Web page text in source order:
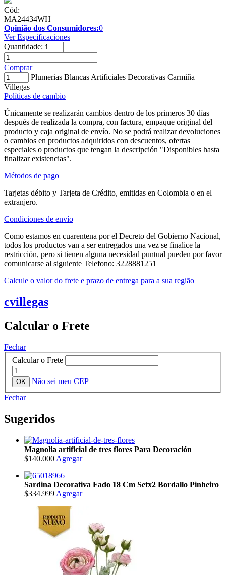
Cód:
MA24434WH
Opinião dos Consumidores:0
Ver Especificaciones
Quantidade:
Comprar
Plumerias Blancas Artificiales Decorativas Carmiña
Villegas
Políticas de cambio
Únicamente se realizarán cambios dentro de los primeros 30 días
después de realizada la compra, con factura, empaque original del
producto y caja original de envío. No se podrá realizar devoluciones
o cambios en productos adquiridos con descuentos, ofertas
especiales o productos que tengan la descripción "Disponibles hasta
finalizar existencias".
Métodos de pago
Tarjetas débito y Tarjeta de Crédito, emitidas en Colombia o en el
extranjero.
Condiciones de envío
Como estamos en cuarentena por el Decreto del Gobierno Nacional,
todos los productos van a ser entregados una vez se finalice la
restricción, pero si tienen alguna necesidad puntual pueden por favor
comunicarse al siguiente Telefono: 3228881251
Calcule o valor do frete e prazo de entrega para a sua região
cvillegas
Calcular o Frete
Fechar
Calcular o Frete
Não sei meu CEP
Fechar
Sugeridos
Magnolia artificial de tres flores Para Decoración
$140.000 Agregar
Sardina Decorativa Fado 18 Cm Setx2 Bordallo Pinheiro
$334.999 Agregar